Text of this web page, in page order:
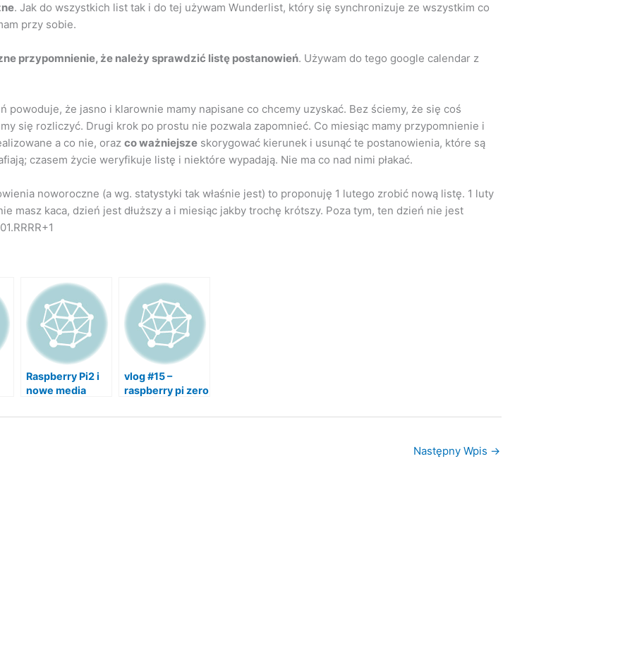
. Jak do wszystkich list tak i do tej używam Wunderlist, który się synchronizuje ze wszystkim co
przy sobie.
przypomnienie, że należy sprawdzić listę postanowień. Używam do tego google calendar z
powoduje, że jasno i klarownie mamy napisane co chcemy uzyskać. Bez ściemy, że się coś
się rozliczyć. Drugi krok po prostu nie pozwala zapomnieć. Co miesiąc mamy przypomnienie i
a co nie, oraz co ważniejsze skorygować kierunek i usunąć te postanowienia, które są
czasem życie weryfikuje listę i niektóre wypadają. Nie ma co nad nimi płakać.
noworoczne (a wg. statystyki tak właśnie jest) to proponuję 1 lutego zrobić nową listę. 1 luty
masz kaca, dzień jest dłuższy a i miesiąc jakby trochę krótszy. Poza tym, ten dzień nie jest
Raspberry Pi2 i
nowe media
vlog #15 –
raspberry pi zero
lepsze serce
Następny Wpis →